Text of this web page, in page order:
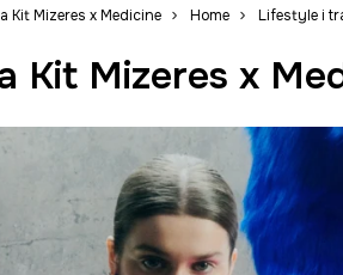
Kit Mizeres x Medicine Home Lifestyle i
Kit Mizeres x